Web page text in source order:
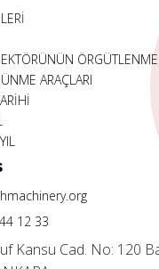
ARAÇLARI
12 33
Kansu Cad. No: 120